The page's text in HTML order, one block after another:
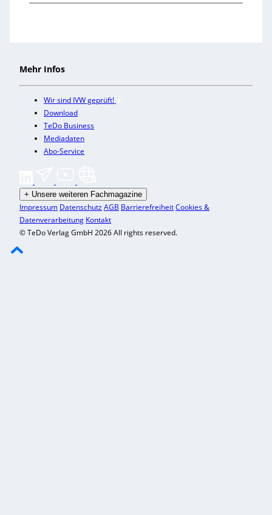
Mehr Infos
Wir sind IVW geprüft!
Download
TeDo Business
Mediadaten
Abo-Service
+ Unsere weiteren Fachmagazine
Impressum DatenschutzAGB BarrierefreiheitCookies &
Datenverarbeitung Kontakt
© TeDo Verlag GmbH 2026 All rights reserved.